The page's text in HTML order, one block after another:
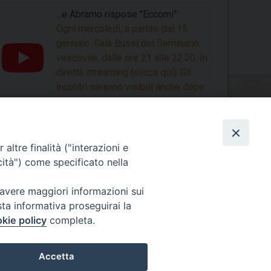
...e Abramo rispose "Eccomi"
Ogni mercoledì, a partire dal 15
gennaio. Sala Bussi del Seminario
vescovile, dalle ore 21 alle 22.30. In
diretta streaming (clicca qui). Gli
incontri saranno visibili anche dopo
la loro conclusione.
Videogallery
altre finalità ("interazioni e
come specificato nella
maggiori informazioni sui
informativa proseguirai la
policy completa.
Accetta